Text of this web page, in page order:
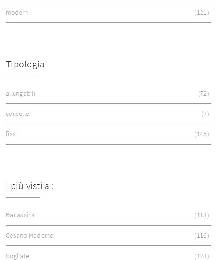
moderni 121
Tipologia
allungabili 72
consolle 7
fissi 145
I più visti a :
Barlassina 113
Cesano Maderno 116
Cogliate 123